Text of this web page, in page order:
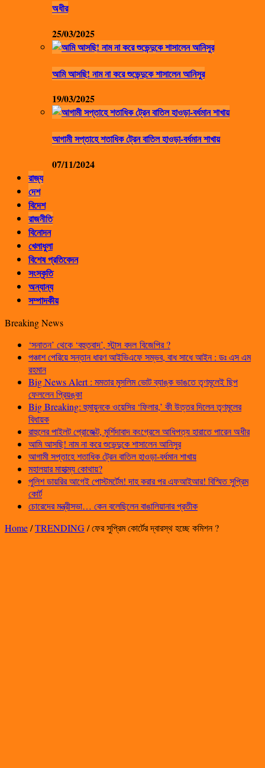
অধীর
25/03/2025
আমি আসছি! নাম না করে শুভেন্দুকে শাসালেন আনিসুর
19/03/2025
আগামী সপ্তাহে শতাধিক ট্রেন বাতিল হাওড়া-বর্ধমান শাখায়
07/11/2024
রাজ্য
দেশ
বিদেশ
রাজনীতি
বিনোদন
খেলাধুলা
বিশেষ প্রতিবেদন
সংস্কৃতি
অন্যান্য
সম্পাদকীয়
Breaking News
‘সনাতন’ থেকে ‘বহুতবাদ’, স্টান্স বদল বিজেপির ?
পঞ্চাশ পেরিয়ে সন্তান ধারণ আইভিএফে সম্ভব, বাধ সাধে আইন : ডঃ এস এম
রহমান
Big News Alert : মমতার মুসলিম ভোট ব্যাঙ্ক ভাঙতে তৃণমূলেই ছিপ
ফেললেন প্রিয়ঙ্কা
Big Breaking: হুমায়ুনকে ওয়েসির ‘ফিলার,’ কী উত্তর দিলেন তৃণমূলের
বিধায়ক
রাহুলের পাইলট প্রোজেক্ট, মুর্শিদাবাদ কংগ্রেসে আধিপত্য হারাতে পারেন অধীর
আমি আসছি! নাম না করে শুভেন্দুকে শাসালেন আনিসুর
আগামী সপ্তাহে শতাধিক ট্রেন বাতিল হাওড়া-বর্ধমান শাখায়
মহালয়ার মাহাত্ম্য কোথায়?
পুলিশ ডায়রির আগেই পোস্টমর্টেম! দাহ করার পর এফআইআর! বিস্মিত সুপ্রিম
কোর্ট
চোরেদের মন্ত্রীসভা… কেন বলেছিলেন বাঙালিয়ানার প্রতীক
Home/TRENDING/ফের সুপ্রিম কোর্টের দ্বারস্থ হচ্ছে কমিশন ?